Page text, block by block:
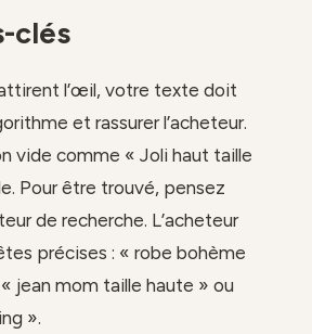
clés
l’œil, votre texte doit
et rassurer l’acheteur.
vide comme « Joli haut taille
Pour être trouvé, pensez
de recherche. L’acheteur
précises : « robe bohème
jean mom taille haute » ou
».